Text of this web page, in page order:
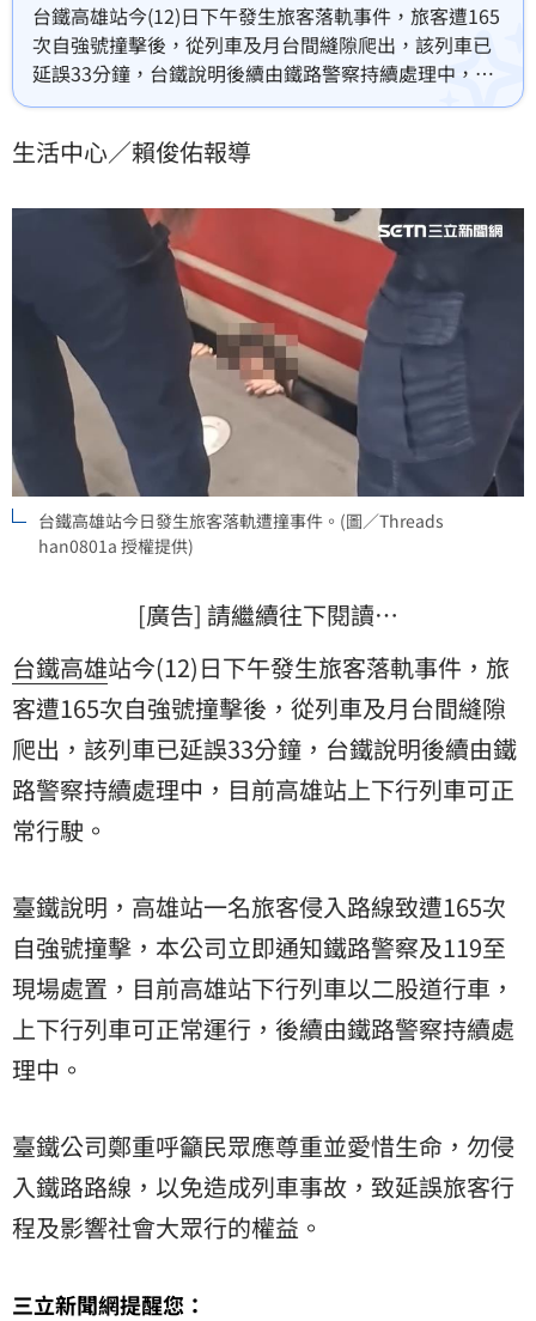
台鐵高雄站今(12)日下午發生旅客落軌事件，旅客遭165
次自強號撞擊後，從列車及月台間縫隙爬出，該列車已
延誤33分鐘，台鐵說明後續由鐵路警察持續處理中，目
前高雄站上下行列車可正常行駛。（賴俊佑）
生活中心／賴俊佑報導
台鐵高雄站今日發生旅客落軌遭撞事件。(圖／Threads
han0801a 授權提供)
[廣告] 請繼續往下閱讀…
台鐵高雄站今(12)日下午發生旅客落軌事件，旅
客遭165次自強號撞擊後，從列車及月台間縫隙
爬出，該列車已延誤33分鐘，台鐵說明後續由鐵
路警察持續處理中，目前高雄站上下行列車可正
常行駛。
臺鐵說明，高雄站一名旅客侵入路線致遭165次
自強號撞擊，本公司立即通知鐵路警察及119至
現場處置，目前高雄站下行列車以二股道行車，
上下行列車可正常運行，後續由鐵路警察持續處
理中。
臺鐵公司鄭重呼籲民眾應尊重並愛惜生命，勿侵
入鐵路路線，以免造成列車事故，致延誤旅客行
程及影響社會大眾行的權益。
三立新聞網提醒您：